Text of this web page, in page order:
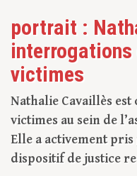
portrait :
victimes
Nathalie Cavaillès est
victimes au sein de
Elle a activement pris
dispositif de justice